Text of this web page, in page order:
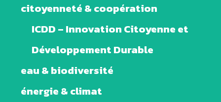
citoyenneté & coopération
ICDD – Innovation Citoyenne et
Développement Durable
eau & biodiversité
énergie & climat